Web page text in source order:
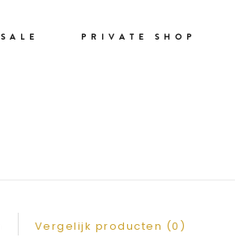
SALE PRIVATE SHOP
Vergelijk producten (0)